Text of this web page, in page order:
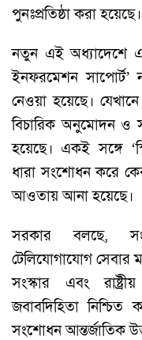
পুনঃপ্রতিষ্ঠা করা হয়েছে।
নতুন এই অধ্যাদেশে
ইনফরমেশন সাপোর্ট’
নেওয়া হয়েছে।
বিচারিক অনুমোদন ও
হয়েছে। একই সঙ্গে
ধারা সংশোধন করে
আওতায় আনা হয়েছে।
সরকার বলছে,
টেলিযোগাযোগ সেবার
সংস্কার এবং
জবাবদিহিতা
সংশোধন আন্তর্জাতিক